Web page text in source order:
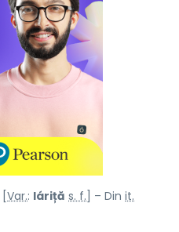
Var.: láriță s. f. ] – Din it.